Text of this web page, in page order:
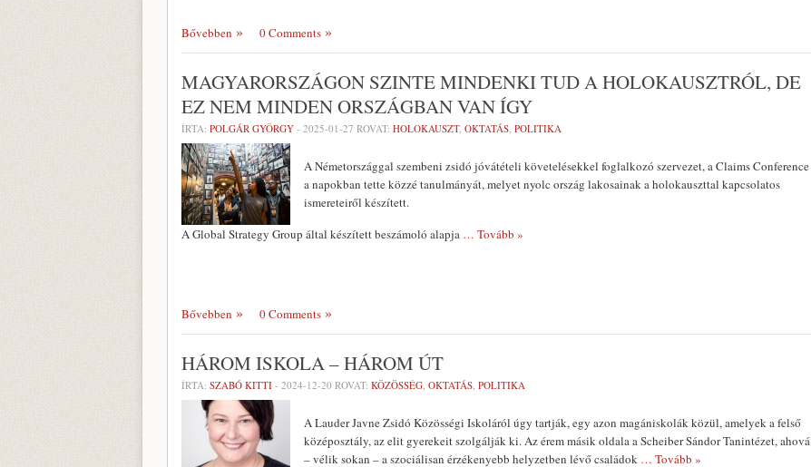
Bővebben 0 Comments
MAGYARORSZÁGON SZINTE MINDENKI TUD A HOLOKAUSZTRÓL, DE
EZ NEM MINDEN ORSZÁGBAN VAN ÍGY
ÍRTA: POLGÁR GYÖRGY - 2025-01-27 ROVAT: HOLOKAUSZT, OKTATÁS, POLITIKA
A Németországgal szembeni zsidó jóvátételi követelésekkel foglalkozó szervezet, a Claims Conference
a napokban tette közzé tanulmányát, melyet nyolc ország lakosainak a holokauszttal kapcsolatos
ismereteiről készített.
A Global Strategy Group által készített beszámoló alapja … Tovább »
Bővebben 0 Comments
HÁROM ISKOLA – HÁROM ÚT
ÍRTA: SZABÓ KITTI - 2024-12-20 ROVAT: KÖZÖSSÉG, OKTATÁS, POLITIKA
A Lauder Javne Zsidó Közösségi Iskoláról úgy tartják, egy azon magániskolák közül, amelyek a felső
középosztály, az elit gyerekeit szolgálják ki. Az érem másik oldala a Scheiber Sándor Tanintézet, ahová
– vélik sokan – a szociálisan érzékenyebb helyzetben lévő családok … Tovább »